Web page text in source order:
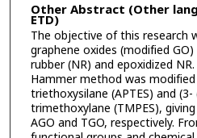
Other Abstract (Other
ETD)
The objective of this research
graphene oxides (modified
rubber (NR) and epoxidized
Hammer method was
triethoxysilane (APTES) and
trimethoxylane (TMPES),
AGO and TGO, respectively.